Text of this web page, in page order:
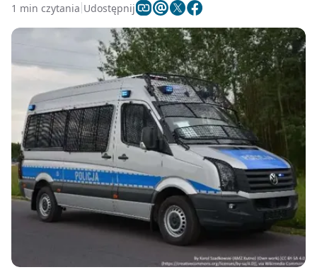
1 min czytania Udostępnij